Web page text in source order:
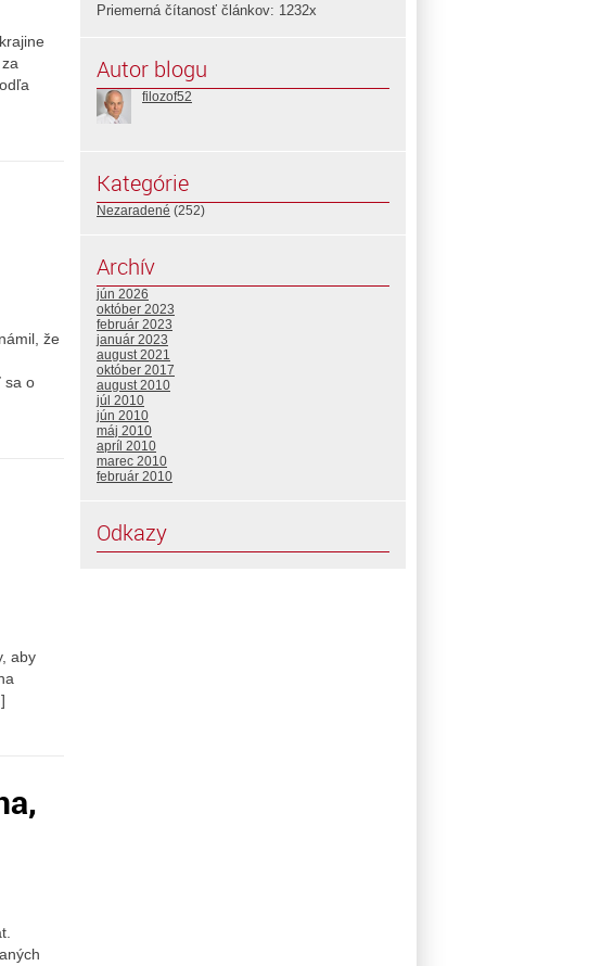
že
sa o
aby
Priemerná čítanosť článkov: 1232x
Autor blogu
filozof52
Kategórie
Nezaradené (252)
Archív
jún 2026
október 2023
február 2023
január 2023
august 2021
október 2017
august 2010
júl 2010
jún 2010
máj 2010
apríl 2010
marec 2010
február 2010
Odkazy